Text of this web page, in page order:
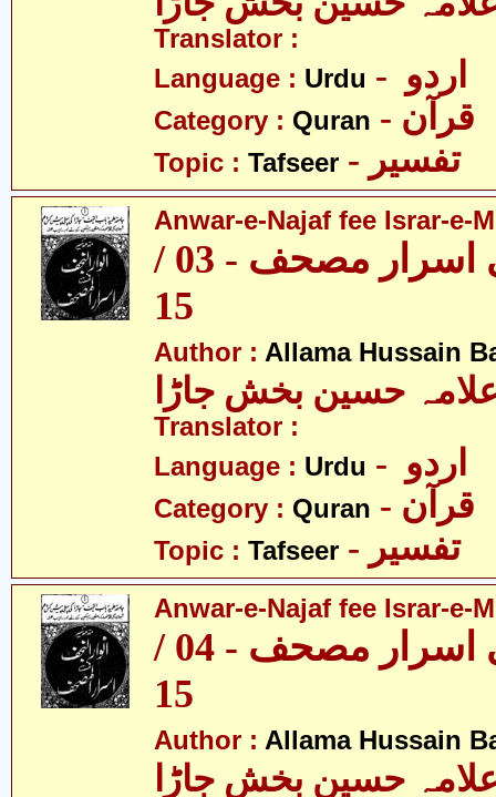
Translator :
Language : Urdu
Category : Quran - قرآن
Topic : Tafseer - تفسیر
Anwar-e-Najaf fee Israr-e-
انوارِ نجف فی اسرار مصحف - 03 /
15
Author : Allama Hussain
حسین بخش جاڑا
Translator :
Language : Urdu
Category : Quran - قرآن
Topic : Tafseer - تفسیر
Anwar-e-Najaf fee Israr-e-
انوار نجف فی اسرار مصحف - 04 /
15
Author : Allama Hussain
حسین بخش جاڑا